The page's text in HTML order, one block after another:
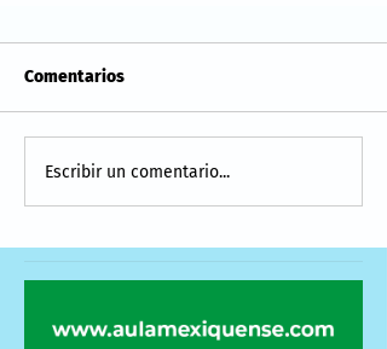
Comentarios
Escribir un comentario...